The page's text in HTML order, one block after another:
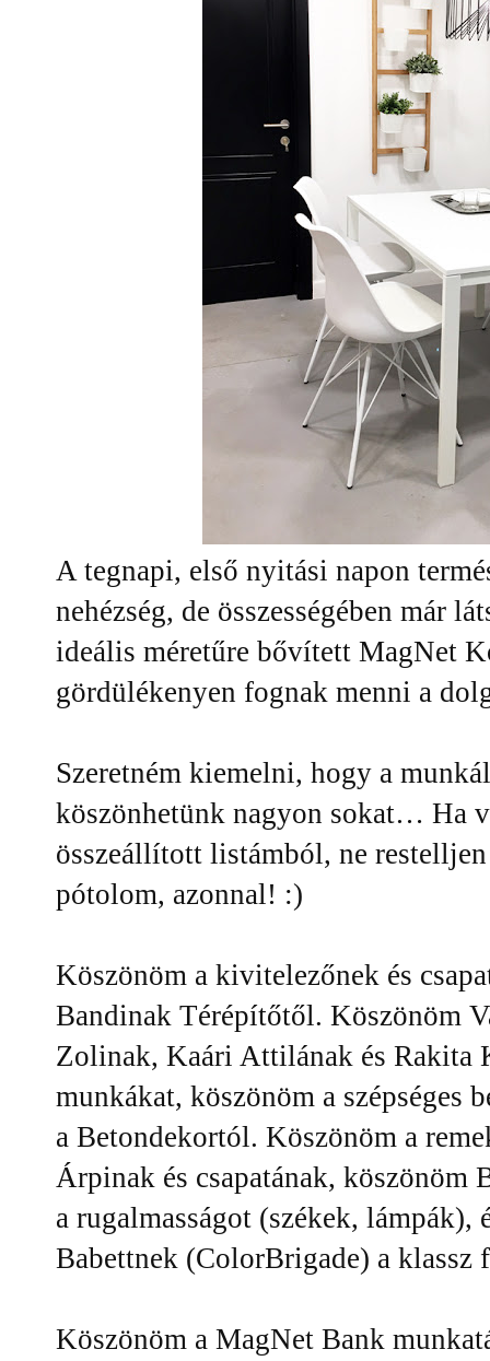
A tegnapi, első nyitási napon
nehézség, de összességében már
ideális méretűre bővített MagNet
gördülékenyen fognak menni a
Szeretném kiemelni, hogy a
köszönhetünk nagyon sokat… Ha
összeállított listámból, ne
pótolom, azonnal! :)
Köszönöm a kivitelezőnek és
Bandinak Térépítőtől. Köszönöm
Zolinak, Kaári Attilának és Rakita
munkákat, köszönöm a szépséges
a Betondekortól. Köszönöm a
Árpinak és csapatának,
a rugalmasságot (székek, lámpák),
Babettnek (ColorBrigade) a
Köszönöm a MagNet Bank